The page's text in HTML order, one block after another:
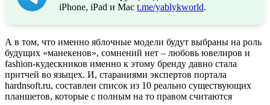
iPhone, iPad и Mac t.me/yablykworld.
А в том, что именно яблочные модели будут выбраны на роль
будущих «манекенов», сомнений нет – любовь ювелиров и
fashion-кудескников именно к этому бренду давно стала
притчей во языцех. И, стараниями экспертов портала
hardnsoft.ru, составлен список из 10 реально существующих
планшетов, которые с полным на то правом считаются